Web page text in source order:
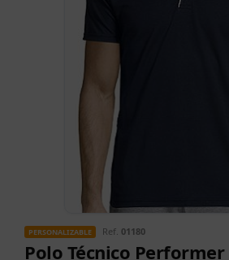
PERSONALIZABLE Ref. 01180
Polo Técnico